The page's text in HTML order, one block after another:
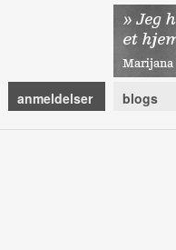
anmeldelser blogs